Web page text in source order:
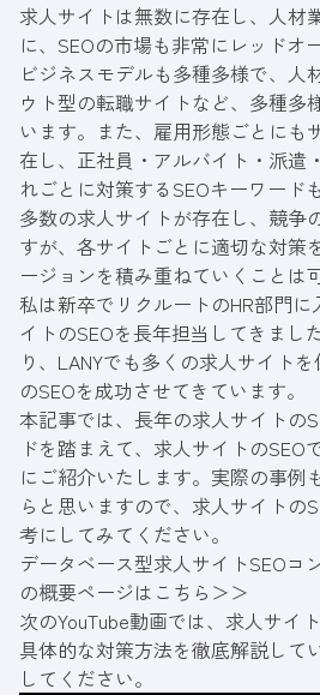
求人サイトは無数に存在し、人材
に、SEOの市場も非常にレッドオ
ビジネスモデルも多種多様で、人
ウト型の転職サイトなど、多種多
います。また、雇用形態ごとにも
在し、正社員・アルバイト・派遣
れごとに対策するSEOキーワード
多数の求人サイトが存在し、競争
すが、各サイトごとに適切な対策
ージョンを積み重ねていくことは
私は新卒でリクルートのHR部門
イトのSEOを長年担当してきまし
り、LANYでも多くの求人サイト
のSEOを成功させてきています。
本記事では、長年の求人サイトの
ドを踏まえて、求人サイトのSEO
にご紹介いたします。実際の事例
らと思いますので、求人サイトの
考にしてみてください。
データベース型求人サイトSEOコ
の概要ページはこちら＞＞
次のYouTube動画では、求人サイ
具体的な対策方法を徹底解説して
してください。